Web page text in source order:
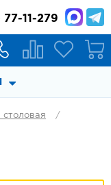
11-279
столовая